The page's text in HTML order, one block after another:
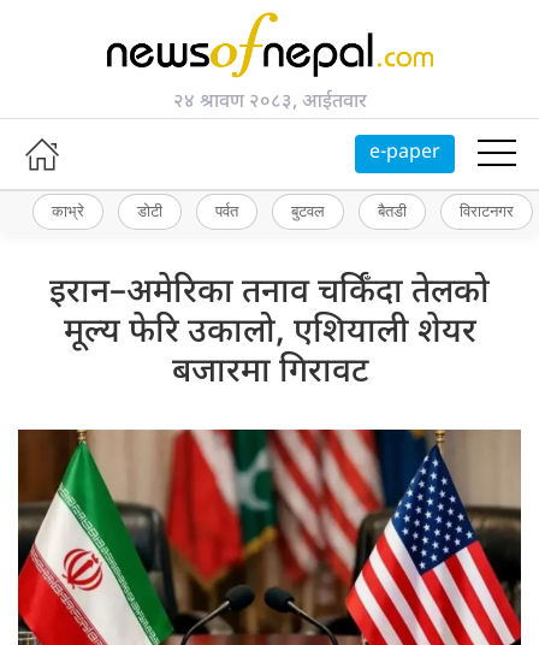
२४ श्रावण २०८३, आईतवार
e-paper
काभ्रे डोटी पर्वत बुटवल बैतडी विराटनगर
इरान–अमेरिका तनाव चर्किँदा तेलको
मूल्य फेरि उकालो, एशियाली शेयर
बजारमा गिरावट